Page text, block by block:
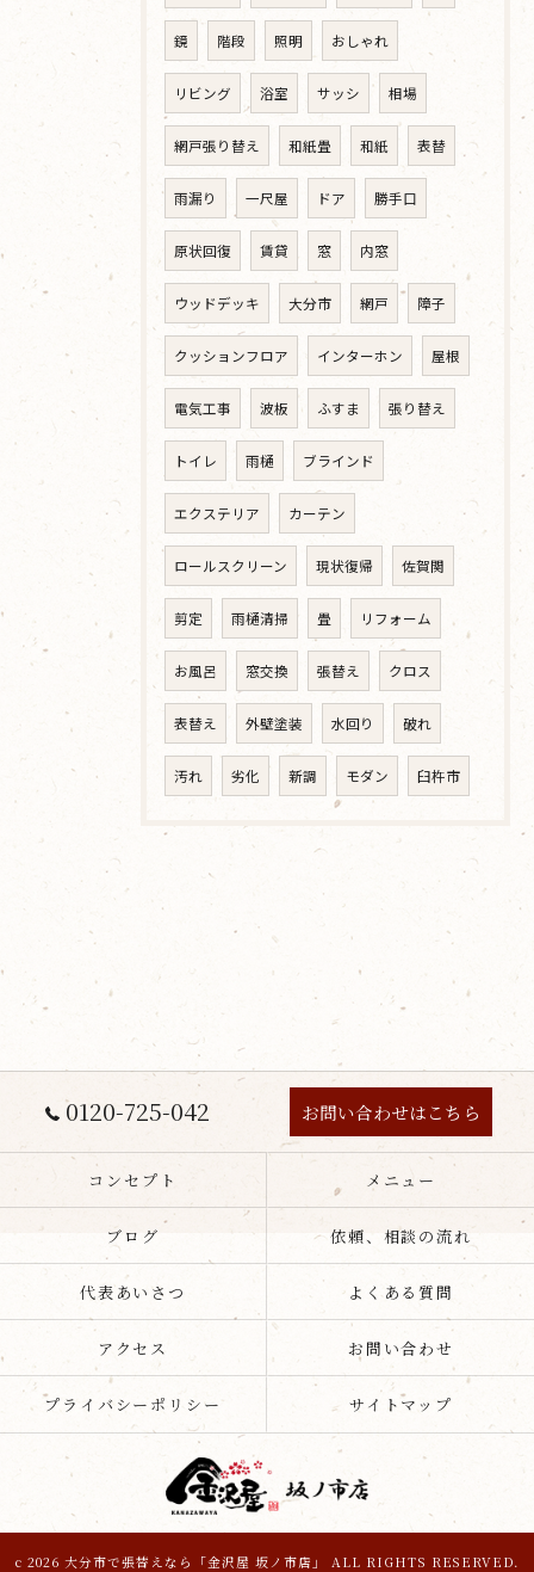
鏡 階段 照明 おしゃれ
リビング 浴室 サッシ 相場
網戸張り替え 和紙畳 和紙 表替
雨漏り 一尺屋 ドア 勝手口
原状回復 賃貸 窓 内窓
ウッドデッキ 大分市 網戸 障子
クッションフロア インターホン 屋根
電気工事 波板 ふすま 張り替え
トイレ 雨樋 ブラインド
エクステリア カーテン
ロールスクリーン 現状復帰 佐賀関
剪定 雨樋清掃 畳 リフォーム
お風呂 窓交換 張替え クロス
表替え 外壁塗装 水回り 破れ
汚れ 劣化 新調 モダン 臼杵市
0120-725-042 お問い合わせはこちら
コンセプト メニュー
ブログ 依頼、相談の流れ
代表あいさつ よくある質問
アクセス お問い合わせ
プライバシーポリシー サイトマップ
c 2026 大分市で張替えなら「金沢屋 坂ノ市店」 ALL RIGHTS RESERVED.